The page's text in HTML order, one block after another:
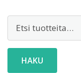
Etsi:
HAKU